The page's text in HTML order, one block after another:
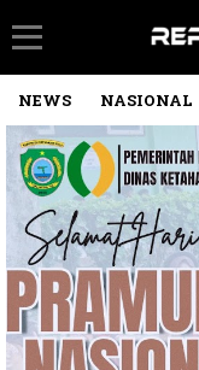
NEWS NASIONAL